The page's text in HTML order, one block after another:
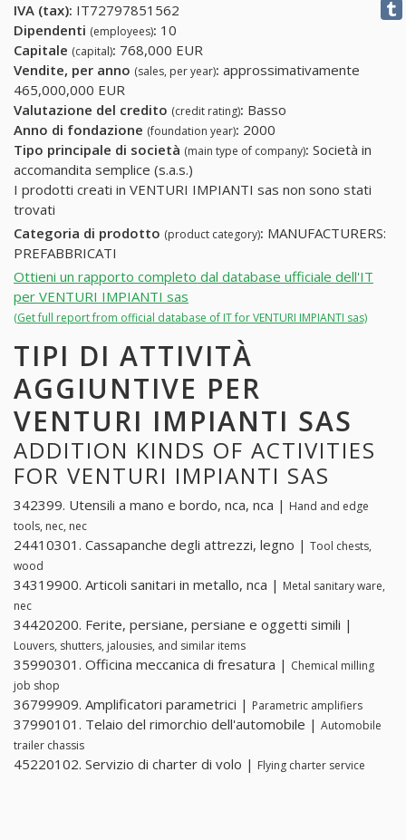
IVA (tax): IT72797851562
Dipendenti (employees): 10
Capitale (capital): 768,000 EUR
Vendite, per anno (sales, per year): approssimativamente
465,000,000 EUR
Valutazione del credito (credit rating): Basso
Anno di fondazione (foundation year): 2000
Tipo principale di società (main type of company): Società in
accomandita semplice (s.a.s.)
I prodotti creati in VENTURI IMPIANTI sas non sono stati
trovati
Categoria di prodotto (product category): MANUFACTURERS:
PREFABBRICATI
Ottieni un rapporto completo dal database ufficiale dell'IT
per VENTURI IMPIANTI sas
(Get full report from official database of IT for VENTURI IMPIANTI sas)
TIPI DI ATTIVITÀ
AGGIUNTIVE PER
VENTURI IMPIANTI SAS
ADDITION KINDS OF ACTIVITIES
FOR VENTURI IMPIANTI SAS
342399. Utensili a mano e bordo, nca, nca | Hand and edge
tools, nec, nec
24410301. Cassapanche degli attrezzi, legno | Tool chests,
wood
34319900. Articoli sanitari in metallo, nca | Metal sanitary ware,
nec
34420200. Ferite, persiane, persiane e oggetti simili |
Louvers, shutters, jalousies, and similar items
35990301. Officina meccanica di fresatura | Chemical milling
job shop
36799909. Amplificatori parametrici | Parametric amplifiers
37990101. Telaio del rimorchio dell'automobile | Automobile
trailer chassis
45220102. Servizio di charter di volo | Flying charter service